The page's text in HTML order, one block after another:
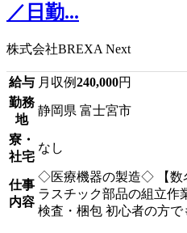
／日勤...
株式会社BREXA Next
給与 月収例240,000円
勤務
地
静岡県 富士宮市
寮・
社宅
なし
仕事
内容
◇医療機器の製造◇ 【数
ラスチック部品の組立作
検査・梱包 初心者の方で